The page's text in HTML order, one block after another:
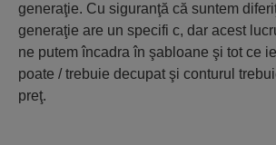
generaţie. Cu siguranţă că suntem
generaţie are un specifi c, dar acest
ne putem încadra în şabloane şi tot ce
poate / trebuie decupat şi conturul
preţ.